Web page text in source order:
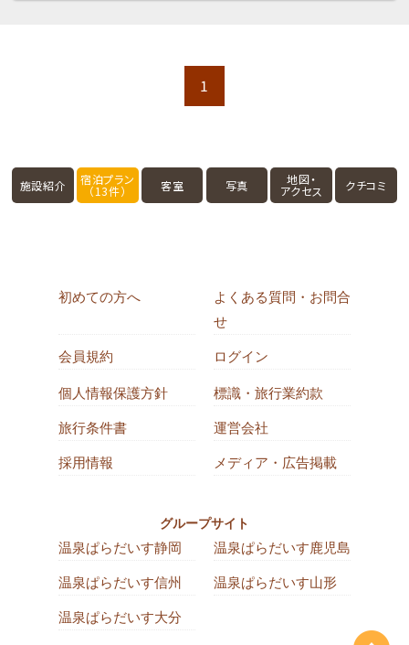
1
施設紹介 宿泊プラン
（13件） 客室 写真 地図・
アクセス クチコミ
初めての方へ
よくある質問・お問合
せ
会員規約 ログイン
個人情報保護方針 標識・旅行業約款
旅行条件書 運営会社
採用情報 メディア・広告掲載
グループサイト
温泉ぱらだいす静岡 温泉ぱらだいす鹿児島
温泉ぱらだいす信州 温泉ぱらだいす山形
温泉ぱらだいす大分